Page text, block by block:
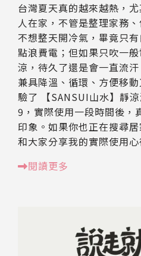
台灣夏天真的越來越熱，
人在家，不管是整理家務
不想整天開冷氣，畢竟只
點浪費電；但如果只吹一
涼，待久了還是會一直流
兼具降溫、循環、方便移
驗了 【SANSUI山水】靜
9，實際使用一段時間後，
印象。如果你也正在搜尋
和大家分享我的實際使用心
閱讀更多